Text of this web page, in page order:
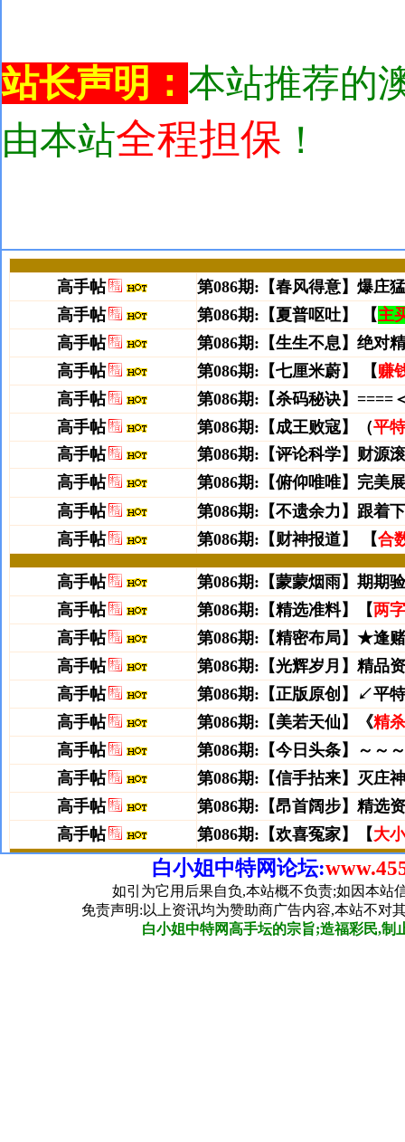
白小姐中特网论坛:
如引为它用后果自负,本站概不负责;如因本站
免责声明:以上资讯均为赞助商广告内容,本站不对
白小姐中特网高手坛的宗旨;造福彩民,制